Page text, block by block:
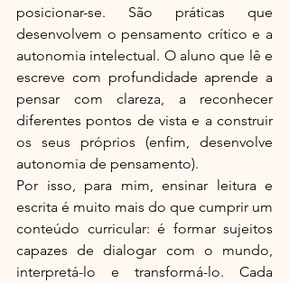
posicionar-se. São práticas que
desenvolvem o pensamento crítico e a
autonomia intelectual. O aluno que lê e
escreve com profundidade aprende a
pensar com clareza, a reconhecer
diferentes pontos de vista e a construir
os seus próprios (enfim, desenvolve
autonomia de pensamento).
Por isso, para mim, ensinar leitura e
escrita é muito mais do que cumprir um
conteúdo curricular: é formar sujeitos
capazes de dialogar com o mundo,
interpretá-lo e transformá-lo. Cada